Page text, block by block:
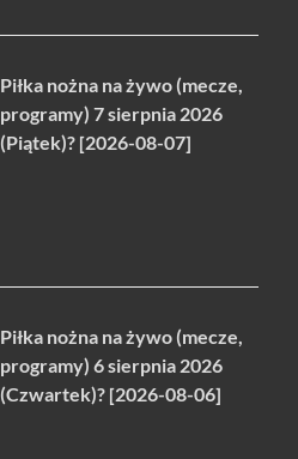
Piłka nożna na żywo (mecze,
programy) 7 sierpnia 2026
(Piątek)? [2026-08-07]
Piłka nożna na żywo (mecze,
programy) 6 sierpnia 2026
(Czwartek)? [2026-08-06]